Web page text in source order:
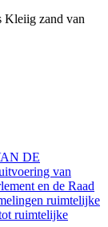
Kleiig zand van
DE
van
en de Raad
ruimtelijke
ruimtelijke